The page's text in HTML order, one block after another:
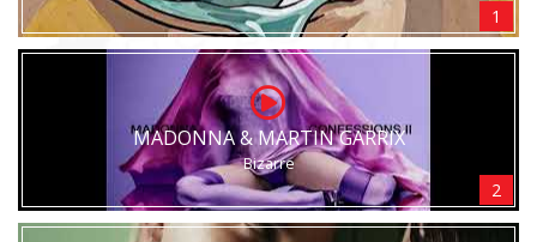
1
MADONNA & MARTIN GARRIX
Bizarre
2